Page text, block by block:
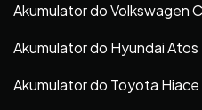
Akumulator do Volkswagen
Akumulator do Hyundai Atos
Akumulator do Toyota Hiace